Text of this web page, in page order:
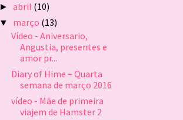
►abril (10)
▼ março (13)
Vídeo - Aniversario,
Angustia, presentes e
amor pr...
Diary of Hime – Quarta
semana de março 2016
vídeo - Mãe de primeira
viajem de Hamster 2